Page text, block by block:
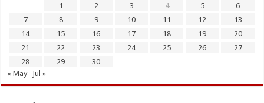
1
2 3 4 5
6
7
8 9 10 11 12
13
14
15 16 17 18 19
20
21
22 23 24 25 26
27
28
29
30
« May
Jul »